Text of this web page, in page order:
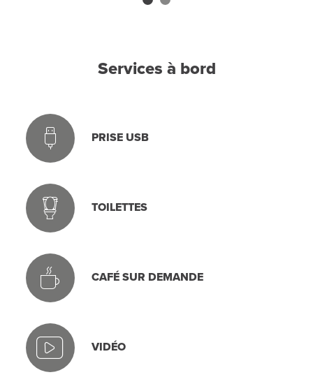
Services à bord
PRISE USB
TOILETTES
CAFÉ SUR DEMANDE
VIDÉO